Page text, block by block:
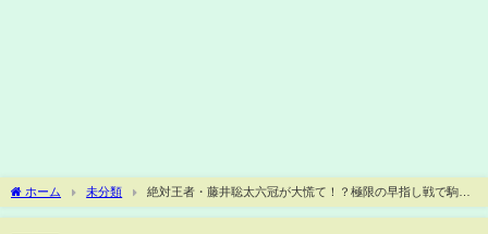
ホーム 未分類
絶対王者・藤井聡太六冠が大慌て！？極限の早指し戦で駒が
吹っ飛ぶハプニング発生 ファン騒然「珍しい手が出た」「ひょえー」/将棋・ABEMA地